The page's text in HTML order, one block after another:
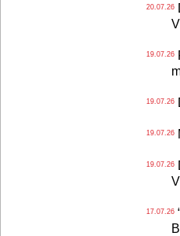
20.07.26
19.07.26
19.07.26
19.07.26
19.07.26
17.07.26